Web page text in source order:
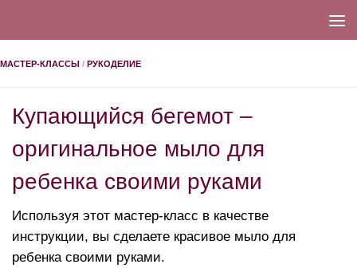
МАСТЕР-КЛАССЫ / РУКОДЕЛИЕ
Купающийся бегемот –
оригинальное мыло для
ребенка своими руками
Используя этот мастер-класс в качестве
инструкции, вы сделаете красивое мыло для
ребенка своими руками.